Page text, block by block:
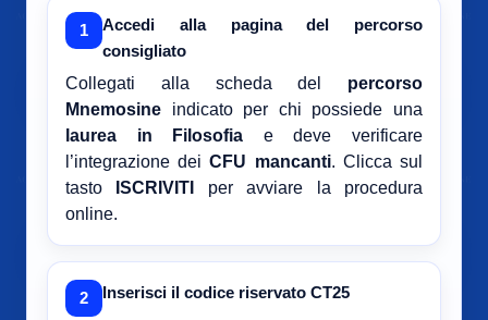
1
Accedi alla pagina del percorso
consigliato
Collegati alla scheda del percorso
Mnemosine indicato per chi possiede una
laurea in Filosofia e deve verificare
l’integrazione deiCFU mancanti. Clicca sul
tasto
ISCRIVITI
per avviare la procedura
online.
2 Inserisci il codice riservato CT25